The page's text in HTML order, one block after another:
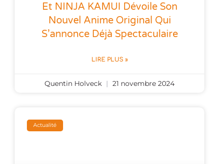
Et NINJA KAMUI Dévoile Son
Nouvel Anime Original Qui
S’annonce Déjà Spectaculaire
LIRE PLUS »
Quentin Holveck 21 novembre 2024
Actualité